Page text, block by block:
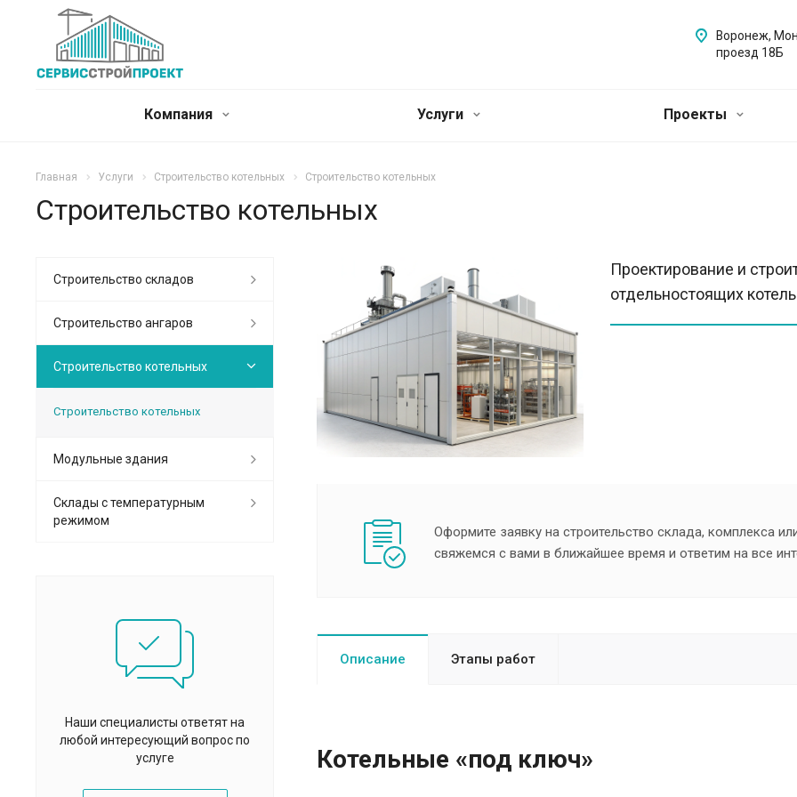
Воронеж,
проезд 18Б
Компания Услуги Проекты
Главная Услуги Cтроительство котельных Cтроительство котельных
Cтроительство котельных
Проектирование и
отдельностоящих
Оформите заявку на строительство склада, комплекса
свяжемся с вами в ближайшее время и ответим на все
Описание Этапы работ
Котельные «под ключ»
Строительство складов
Строительство ангаров
Cтроительство котельных
Cтроительство котельных
Модульные здания
Склады с температурным
режимом
Наши специалисты ответят на
любой интересующий вопрос по
услуге